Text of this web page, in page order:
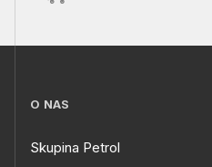
O NAS
Skupina Petrol